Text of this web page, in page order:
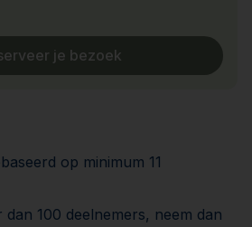
je bezoek
op minimum 11
dan 100 deelnemers, neem dan